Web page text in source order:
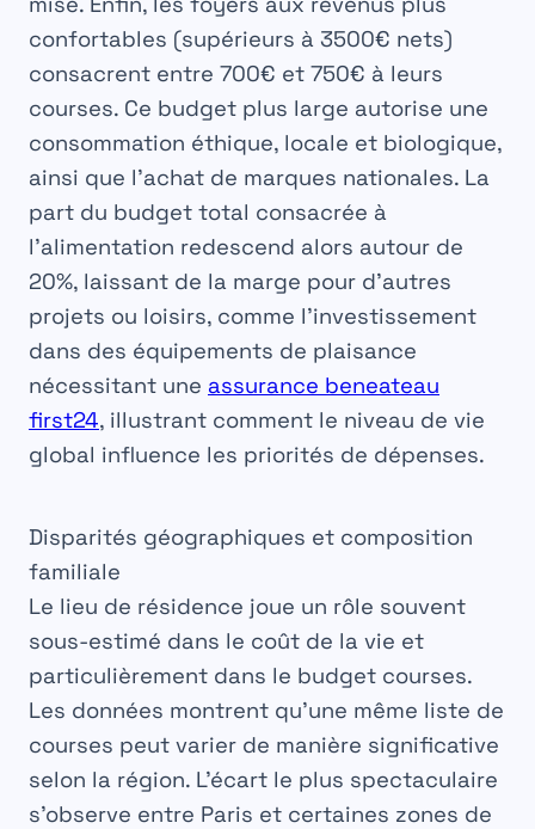
confortables (supérieurs à 3500€ nets)
consacrent entre 700€ et 750€ à leurs
courses. Ce budget plus large autorise une
consommation éthique, locale et biologique,
ainsi que l’achat de marques nationales. La
part du budget total consacrée à
l’alimentation redescend alors autour de
20%, laissant de la marge pour d’autres
projets ou loisirs, comme l’investissement
dans des équipements de plaisance
nécessitant une assurance beneateau
first24, illustrant comment le niveau de vie
global influence les priorités de dépenses.
Disparités géographiques et composition
familiale
Le lieu de résidence joue un rôle souvent
sous-estimé dans le coût de la vie et
particulièrement dans le budget courses.
Les données montrent qu’une même liste de
courses peut varier de manière significative
selon la région. L’écart le plus spectaculaire
s’observe entre Paris et certaines zones de